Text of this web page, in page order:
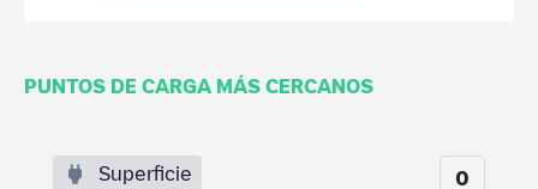
PUNTOS DE CARGA MÁS CERCANOS
Superficie 0